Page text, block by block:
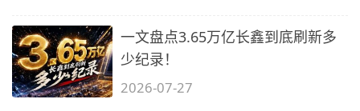
一文盘点3.65万亿长鑫到底刷新多
少纪录！
2026-07-27